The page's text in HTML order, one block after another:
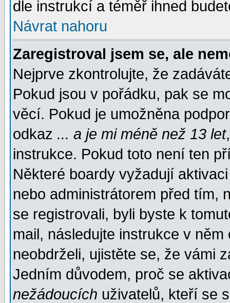
dle instrukcí a téměř ihned
Návrat nahoru
Zaregistroval jsem se, ale
Nejprve zkontrolujte, že
Pokud jsou v pořádku, pak se
věcí. Pokud je umožněna
odkaz ... a je mi méně než 13 let
instrukce. Pokud toto není ten
Některé boardy vyžadují
nebo administrátorem před tím,
se registrovali, byli byste k
mail, následujte instrukce v
neobdrželi, ujistěte se, že vámi
Jedním důvodem, proč se
nežádoucích uživatelů, kteří se